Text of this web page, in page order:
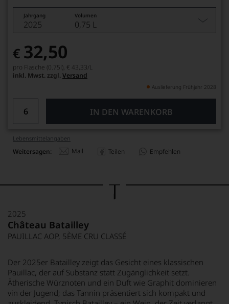
Jahrgang Volumen
2025 0,75 L
€ 32,50
pro Flasche (0.75l), € 43,33/L
inkl. Mwst. zzgl. Versand
Auslieferung Frühjahr 2028
IN DEN WARENKORB
Lebensmittel­angaben
Weitersagen: Mail Teilen Empfehlen
2025
Château Batailley
PAUILLAC AOP, 5ÈME CRU CLASSÉ
Der 2025er Batailley zeigt das Gesicht eines klassischen
Pauillac, der auf Substanz statt Zugänglichkeit setzt.
Ätherische Würznoten und ein Duft wie Graphit dominieren
vin der Jugend; das Tannin präsentiert sich kompakt und